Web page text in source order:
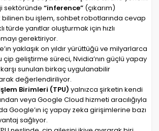
sektöründe “inference” (çıkarım)
bu işlem, sohbet robotlarında cevap
türde yanıtlar oluşturmak için hızlı
gerektiriyor.
yaklaşık on yıldır yürüttüğü ve milyarlarca
geliştirme süreci, Nvidia’nın güçlü yapay
sunulan birkaç uygulanabilir
değerlendiriliyor.
Birimleri (TPU) yalnızca şirketin kendi
veya Google Cloud hizmeti aracılığıyla
Google’ın iç yapay zeka girişimlerine bazı
sağlıyor.